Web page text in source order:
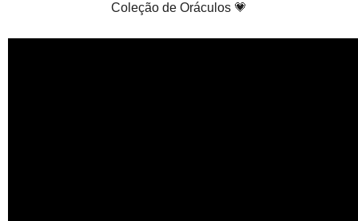
Coleção de Oráculos 💗